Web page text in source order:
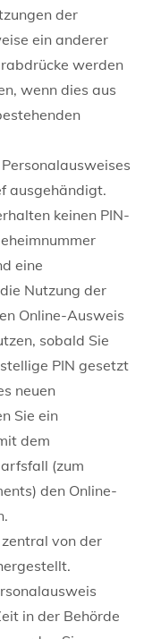
der
ein anderer
werden
wenn dies aus
Personalausweises
ausgehändigt.
keinen PIN-
eine
Nutzung der
Online-Ausweis
sobald Sie
PIN gesetzt
neuen
Sie ein
dem
(zum
den Online-
.
von der
in der Behörde